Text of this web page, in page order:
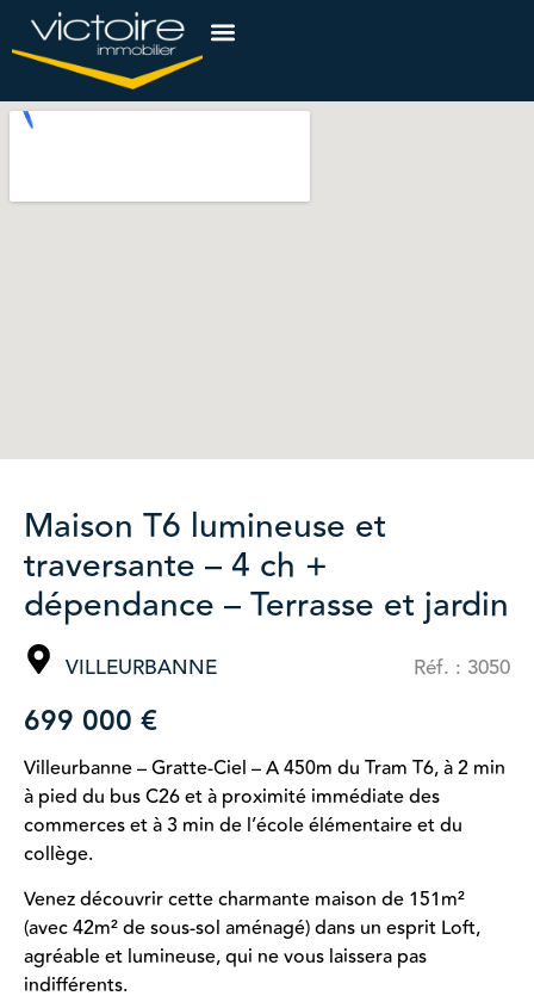
Maison T6 lumineuse et
traversante – 4 ch +
dépendance – Terrasse et jardin
VILLEURBANNE Réf. : 3050
699 000 €
Villeurbanne – Gratte-Ciel – A 450m du Tram T6, à 2 min
à pied du bus C26 et à proximité immédiate des
commerces et à 3 min de l’école élémentaire et du
collège.
Venez découvrir cette charmante maison de 151m²
(avec 42m² de sous-sol aménagé) dans un esprit Loft,
agréable et lumineuse, qui ne vous laissera pas
indifférents.